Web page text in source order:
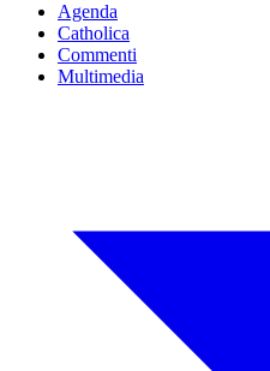
Agenda
Catholica
Commenti
Multimedia